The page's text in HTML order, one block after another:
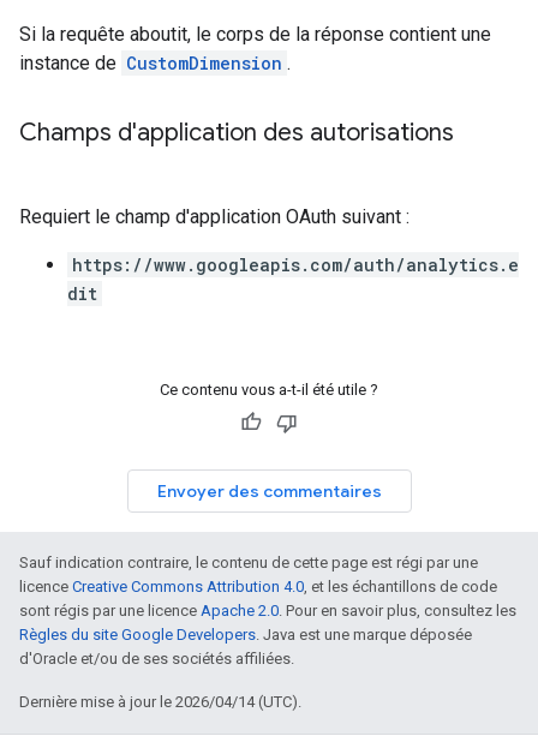
Si la requête aboutit, le corps de la réponse contient une
instance de CustomDimension .
Champs d'application des autorisations
Requiert le champ d'application OAuth suivant :
https://www.googleapis.com/auth/analytics.e
dit
Ce contenu vous a-t-il été utile ?
Envoyer des commentaires
Sauf indication contraire, le contenu de cette page est régi par une
licence Creative Commons Attribution 4.0, et les échantillons de code
sont régis par une licence Apache 2.0. Pour en savoir plus, consultez les
Règles du site Google Developers. Java est une marque déposée
d'Oracle et/ou de ses sociétés affiliées.
Dernière mise à jour le 2026/04/14 (UTC).